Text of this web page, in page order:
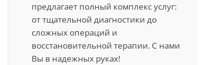
предлагает полный комплекс услуг:
от тщательной диагностики до
сложных операций и
восстановительной терапии. С нами
Вы в надежных руках!